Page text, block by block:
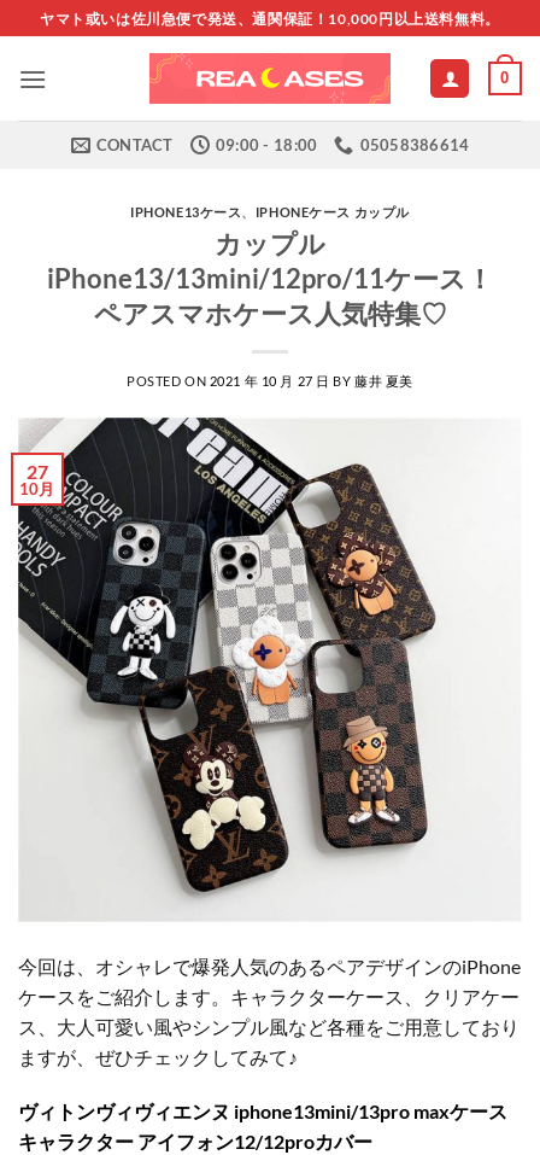
to
content
ヤマト或いは佐川急便で発送、通関保証！10,000円以上送料無料。
0
CONTACT 09:00 - 18:00 05058386614
IPHONE13ケース、 IPHONEケース カップル
カップル
iPhone13/13mini/12pro/11ケース！
ペアスマホケース人気特集♡
POSTED ON 2021 年 10 月 27 日 BY 藤井 夏美
27
10月
今回は、オシャレで爆発人気のあるペアデザインのiPhone
ケースをご紹介します。キャラクターケース、クリアケー
ス、大人可愛い風やシンプル風など各種をご用意しており
ますが、ぜひチェックしてみて♪
ヴィトンヴィヴィエンヌ iphone13mini/13pro maxケース
キャラクター アイフォン12/12proカバー